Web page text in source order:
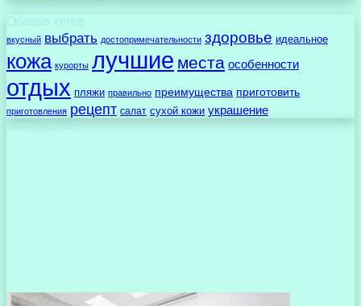
Облако тегов
вкусный выбрать достопримечательности здоровье идеальное
кожа курорты лучшие места особенности
отдых пляжи правильно преимущества приготовить
приготовления рецепт салат сухой кожи украшение